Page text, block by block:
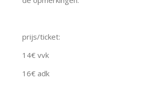
prijs/ticket:
14€ vvk
16€ adk